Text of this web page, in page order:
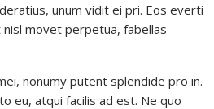
unum vidit ei pri. Eos everti
movet perpetua, fabellas
nonumy putent splendide pro in.
eu, atqui facilis ad est. Ne quo